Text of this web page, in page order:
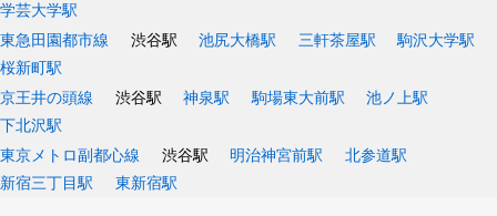
学芸大学駅
東急田園都市線
渋谷駅 池尻大橋駅 三軒茶屋駅
駒沢大学駅
桜新町駅
京王井の頭線
渋谷駅 神泉駅 駒場東大前駅
池ノ上駅
下北沢駅
東京メトロ副都心線
渋谷駅 明治神宮前駅
北参道駅
新宿三丁目駅
東新宿駅